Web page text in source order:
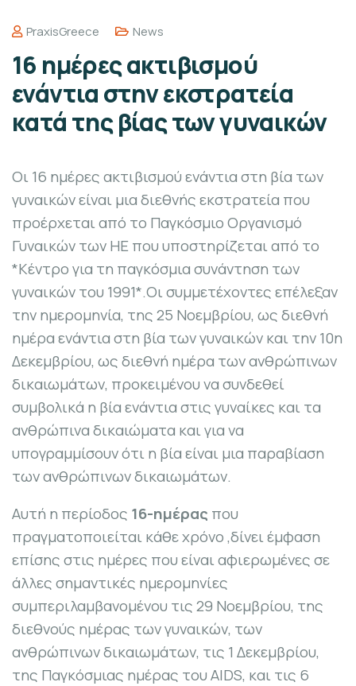
PraxisGreece News
16 ημέρες ακτιβισμού
ενάντια στην εκστρατεία
κατά της βίας των γυναικών
Οι 16 ημέρες ακτιβισμού ενάντια στη βία των
γυναικών είναι μια διεθνής εκστρατεία που
προέρχεται από το Παγκόσμιο Οργανισμό
Γυναικών των ΗΕ που υποστηρίζεται από το
*Κέντρο για τη παγκόσμια συνάντηση των
γυναικών του 1991*.Οι συμμετέχοντες επέλεξαν
την ημερομηνία, της 25 Νοεμβρίου, ως διεθνή
ημέρα ενάντια στη βία των γυναικών και την 10η
Δεκεμβρίου, ως διεθνή ημέρα των ανθρώπινων
δικαιωμάτων, προκειμένου να συνδεθεί
συμβολικά η βία ενάντια στις γυναίκες και τα
ανθρώπινα δικαιώματα και για να
υπογραμμίσουν ότι η βία είναι μια παραβίαση
των ανθρώπινων δικαιωμάτων.
Αυτή η περίοδος 16-ημέρας που
πραγματοποιείται κάθε χρόνο ,δίνει έμφαση
επίσης στις ημέρες που είναι αφιερωμένες σε
άλλες σημαντικές ημερομηνίες
συμπεριλαμβανομένου τις 29 Νοεμβρίου, της
διεθνούς ημέρας των γυναικών, των
ανθρώπινων δικαιωμάτων, τις 1 Δεκεμβρίου,
της Παγκόσμιας ημέρας του AIDS, και τις 6